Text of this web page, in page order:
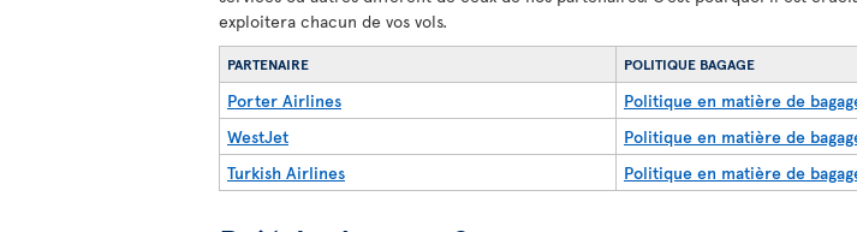
exploitera chacun de vos vols.
PARTENAIRE POLITIQUE BAGAGE
Porter Airlines
Politique en matière de
WestJet
Politique en matière de
Turkish Airlines
Politique en matière de